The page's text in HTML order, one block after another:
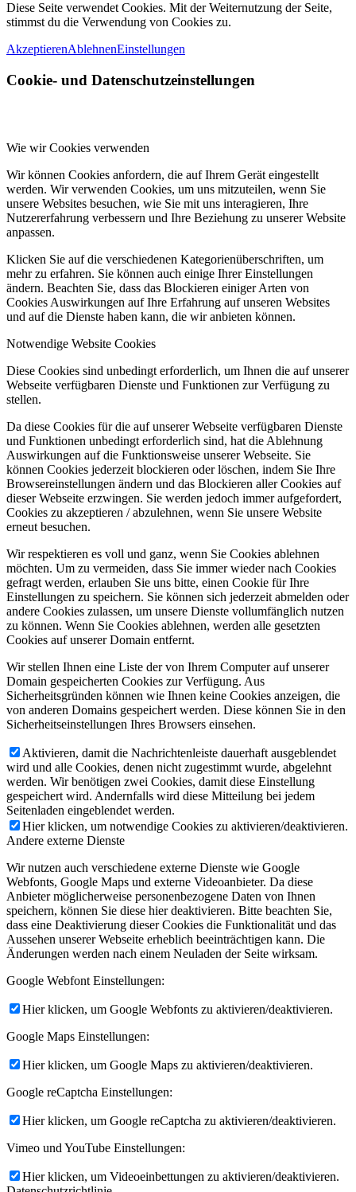
Diese Seite verwendet Cookies. Mit der Weiternutzung der Seite,
stimmst du die Verwendung von Cookies zu.
AkzeptierenAblehnenEinstellungen
Cookie- und Datenschutzeinstellungen
Wie wir Cookies verwenden
Wir können Cookies anfordern, die auf Ihrem Gerät eingestellt
werden. Wir verwenden Cookies, um uns mitzuteilen, wenn Sie
unsere Websites besuchen, wie Sie mit uns interagieren, Ihre
Nutzererfahrung verbessern und Ihre Beziehung zu unserer Website
anpassen.
Klicken Sie auf die verschiedenen Kategorienüberschriften, um
mehr zu erfahren. Sie können auch einige Ihrer Einstellungen
ändern. Beachten Sie, dass das Blockieren einiger Arten von
Cookies Auswirkungen auf Ihre Erfahrung auf unseren Websites
und auf die Dienste haben kann, die wir anbieten können.
Notwendige Website Cookies
Diese Cookies sind unbedingt erforderlich, um Ihnen die auf unserer
Webseite verfügbaren Dienste und Funktionen zur Verfügung zu
stellen.
Da diese Cookies für die auf unserer Webseite verfügbaren Dienste
und Funktionen unbedingt erforderlich sind, hat die Ablehnung
Auswirkungen auf die Funktionsweise unserer Webseite. Sie
können Cookies jederzeit blockieren oder löschen, indem Sie Ihre
Browsereinstellungen ändern und das Blockieren aller Cookies auf
dieser Webseite erzwingen. Sie werden jedoch immer aufgefordert,
Cookies zu akzeptieren / abzulehnen, wenn Sie unsere Website
erneut besuchen.
Wir respektieren es voll und ganz, wenn Sie Cookies ablehnen
möchten. Um zu vermeiden, dass Sie immer wieder nach Cookies
gefragt werden, erlauben Sie uns bitte, einen Cookie für Ihre
Einstellungen zu speichern. Sie können sich jederzeit abmelden oder
andere Cookies zulassen, um unsere Dienste vollumfänglich nutzen
zu können. Wenn Sie Cookies ablehnen, werden alle gesetzten
Cookies auf unserer Domain entfernt.
Wir stellen Ihnen eine Liste der von Ihrem Computer auf unserer
Domain gespeicherten Cookies zur Verfügung. Aus
Sicherheitsgründen können wie Ihnen keine Cookies anzeigen, die
von anderen Domains gespeichert werden. Diese können Sie in den
Sicherheitseinstellungen Ihres Browsers einsehen.
Aktivieren, damit die Nachrichtenleiste dauerhaft ausgeblendet
wird und alle Cookies, denen nicht zugestimmt wurde, abgelehnt
werden. Wir benötigen zwei Cookies, damit diese Einstellung
gespeichert wird. Andernfalls wird diese Mitteilung bei jedem
Seitenladen eingeblendet werden.
Hier klicken, um notwendige Cookies zu aktivieren/deaktivieren.
Andere externe Dienste
Wir nutzen auch verschiedene externe Dienste wie Google
Webfonts, Google Maps und externe Videoanbieter. Da diese
Anbieter möglicherweise personenbezogene Daten von Ihnen
speichern, können Sie diese hier deaktivieren. Bitte beachten Sie,
dass eine Deaktivierung dieser Cookies die Funktionalität und das
Aussehen unserer Webseite erheblich beeinträchtigen kann. Die
Änderungen werden nach einem Neuladen der Seite wirksam.
Google Webfont Einstellungen:
Hier klicken, um Google Webfonts zu aktivieren/deaktivieren.
Google Maps Einstellungen:
Hier klicken, um Google Maps zu aktivieren/deaktivieren.
Google reCaptcha Einstellungen:
Hier klicken, um Google reCaptcha zu aktivieren/deaktivieren.
Vimeo und YouTube Einstellungen:
Hier klicken, um Videoeinbettungen zu aktivieren/deaktivieren.